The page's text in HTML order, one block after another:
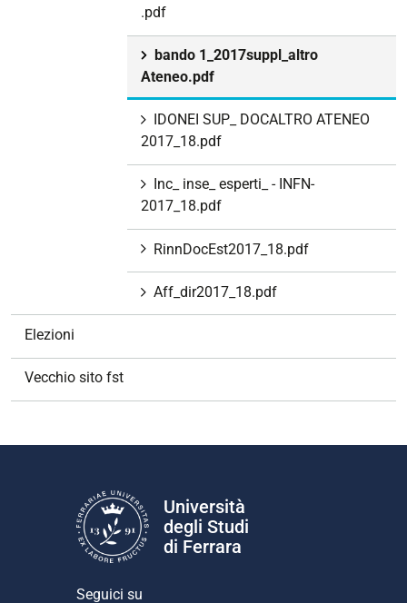
.pdf
bando 1_2017suppl_altro
Ateneo.pdf
IDONEI SUP_ DOCALTRO ATENEO
2017_18.pdf
Inc_ inse_ esperti_ - INFN-
2017_18.pdf
RinnDocEst2017_18.pdf
Aff_dir2017_18.pdf
Elezioni
Vecchio sito fst
Università
degli Studi
di Ferrara
Seguici su